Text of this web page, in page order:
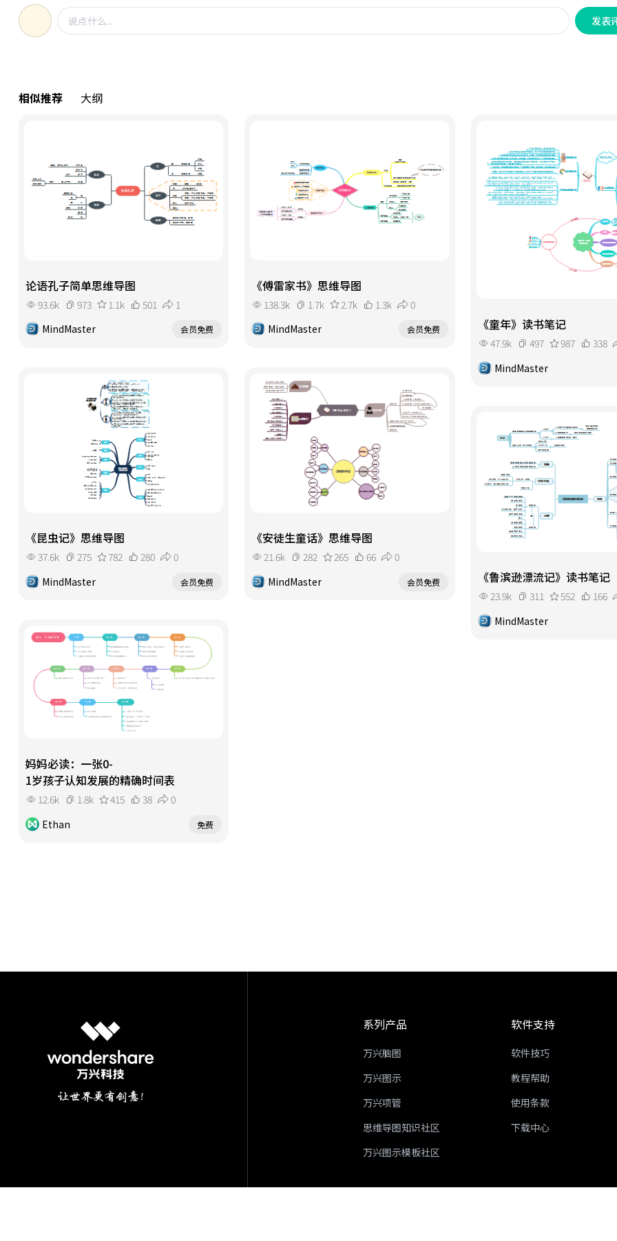
发表
相似推荐 大纲
论语孔子简单思维导图
93.6k 973 1.1k 501
1
MindMaster
会员免费
《傅雷家书》思维导图
138.3k 1.7k 2.7k 1.3k
0
MindMaster
会员免费 《童年》读书笔记
47.9k 497 987 338
MindMaster
《昆虫记》思维导图
37.6k 275 782 280
0
MindMaster
会员免费
《安徒生童话》思维导图
21.6k 282 265 66
0
MindMaster
会员免费 《鲁滨逊漂流记》读书笔记
23.9k 311 552 166
MindMaster
妈妈必读：一张0-
1岁孩子认知发展的精确时间表
12.6k 1.8k 415 38
0
Ethan
免费
系列产品
万兴脑图
万兴图示
万兴项管
思维导图知识社区
万兴图示模板社区
软件支持
软件技巧
教程帮助
使用条款
下载中心